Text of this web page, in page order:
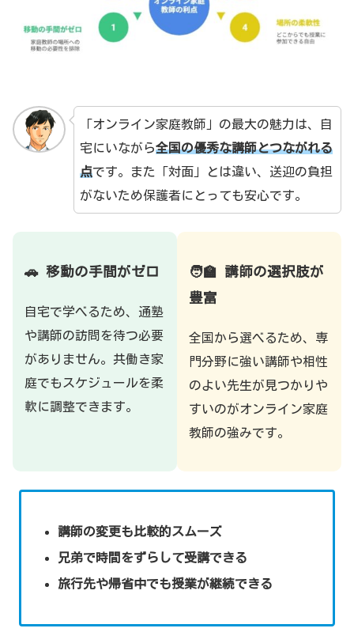
「オンライン家庭教師」の最大の魅力は、自
宅にいながら全国の優秀な講師とつながれる
点です。また「対面」とは違い、送迎の負担
がないため保護者にとっても安心です。
🚗 移動の手間がゼロ
自宅で学べるため、通塾
や講師の訪問を待つ必要
がありません。共働き家
庭でもスケジュールを柔
軟に調整できます。
🧑‍🏫 講師の選択肢が
豊富
全国から選べるため、専
門分野に強い講師や相性
のよい先生が見つかりや
すいのがオンライン家庭
教師の強みです。
講師の変更も比較的スムーズ
兄弟で時間をずらして受講できる
旅行先や帰省中でも授業が継続できる